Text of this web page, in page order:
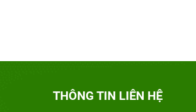
THÔNG TIN LIÊN HỆ